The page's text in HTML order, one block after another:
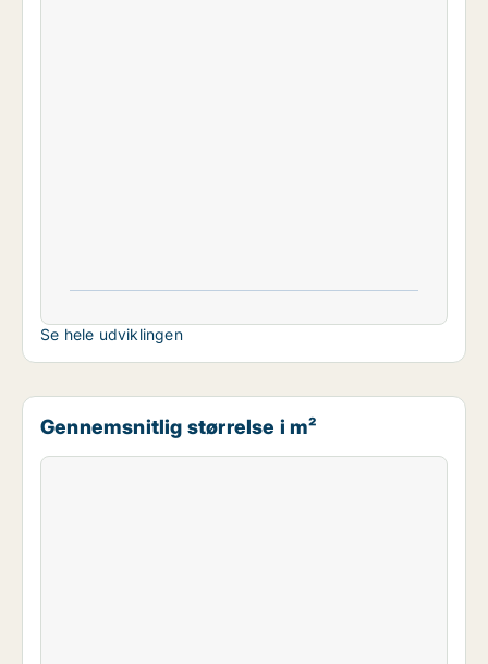
Se hele udviklingen
Gennemsnitlig størrelse i m²